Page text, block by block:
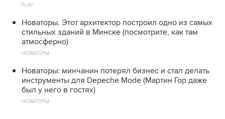
PLAY
Новаторы. Этот архитектор построил одно из самых
стильных зданий в Минске (посмотрите, как там
атмосферно)
НОВАТОРЫ
Новаторы: минчанин потерял бизнес и стал делать
инструменты для Depeche Mode (Мартин Гор даже
был у него в гостях)
НОВАТОРЫ